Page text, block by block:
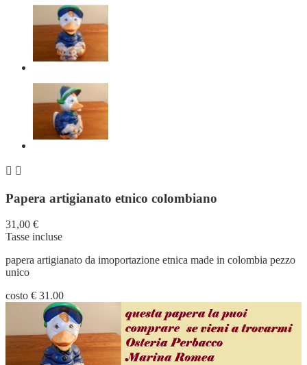
 
Papera artigianato etnico colombiano
31,00 €
Tasse incluse
papera artigianato da imoportazione etnica made in colombia pezzo
unico
costo € 31.00